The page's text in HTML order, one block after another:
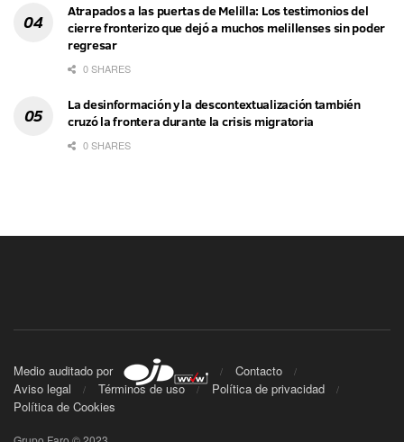
Atrapados a las puertas de Melilla: Los testimonios del
cierre fronterizo que dejó a muchos melillenses sin poder
regresar
0 SHARES
La desinformación y la descontextualización también
cruzó la frontera durante la crisis migratoria
0 SHARES
Medio auditado por
Contacto
Aviso legal
Términos de uso
Política de privacidad
Política de Cookies